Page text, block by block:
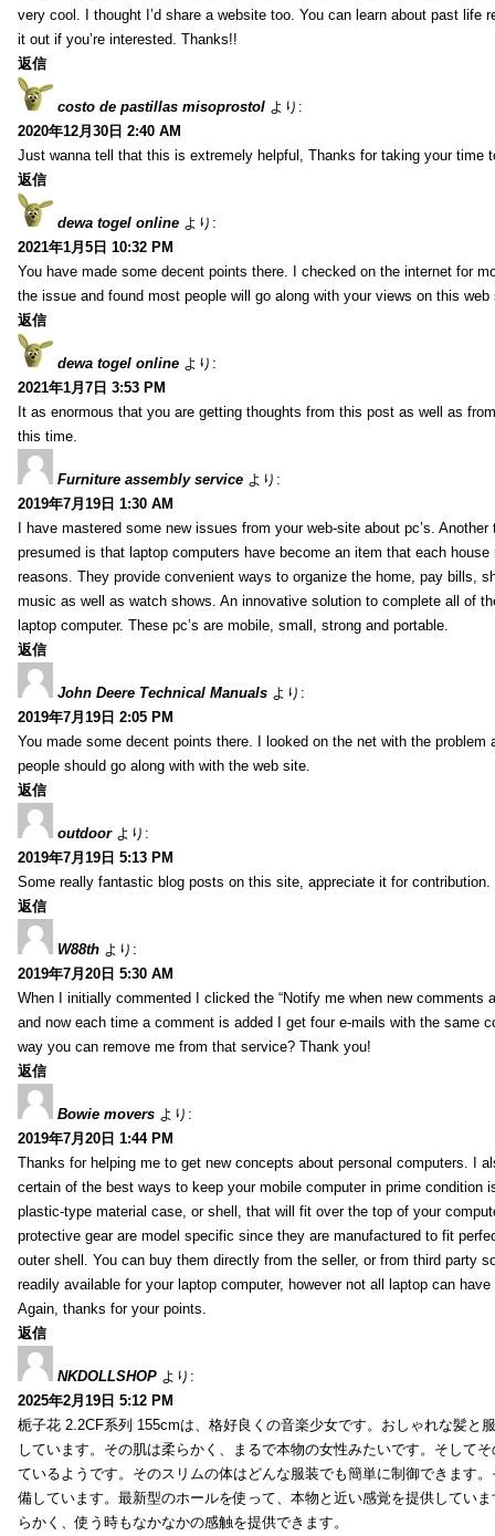
very cool. I thought I’d share a website too. You can learn about past life
it out if you’re interested. Thanks!!
返信
costo de pastillas misoprostol より:
2020年12月30日 2:40 AM
Just wanna tell that this is extremely helpful, Thanks for taking your time
返信
dewa togel online より:
2021年1月5日 10:32 PM
You have made some decent points there. I checked on the internet for
the issue and found most people will go along with your views on this web
返信
dewa togel online より:
2021年1月7日 3:53 PM
It as enormous that you are getting thoughts from this post as well as
this time.
Furniture assembly service より:
2019年7月19日 1:30 AM
I have mastered some new issues from your web-site about pc’s. Another
presumed is that laptop computers have become an item that each
reasons. They provide convenient ways to organize the home, pay bills,
music as well as watch shows. An innovative solution to complete all of
laptop computer. These pc’s are mobile, small, strong and portable.
返信
John Deere Technical Manuals より:
2019年7月19日 2:05 PM
You made some decent points there. I looked on the net with the problem
people should go along with with the web site.
返信
outdoor より:
2019年7月19日 5:13 PM
Some really fantastic blog posts on this site, appreciate it for contribution.
返信
W88th より:
2019年7月20日 5:30 AM
When I initially commented I clicked the “Notify me when new comments
and now each time a comment is added I get four e-mails with the same
way you can remove me from that service? Thank you!
返信
Bowie movers より:
2019年7月20日 1:44 PM
Thanks for helping me to get new concepts about personal computers. I
certain of the best ways to keep your mobile computer in prime condition
plastic-type material case, or shell, that will fit over the top of your
protective gear are model specific since they are manufactured to fit
outer shell. You can buy them directly from the seller, or from third party
readily available for your laptop computer, however not all laptop can
Again, thanks for your points.
返信
NKDOLLSHOP より:
2025年2月19日 5:12 PM
栀子花 2.2CF系列 155cmは、格好良くの音楽少女です。おしゃれな髪と
しています。その肌は柔らかく、まるで本物の女性みたいです。そして
ているようです。そのスリムの体はどんな服装でも簡単に制御できます
備しています。最新型のホールを使って、本物と近い感覚を提供してい
らかく、使う時もなかなかの感触を提供できます。